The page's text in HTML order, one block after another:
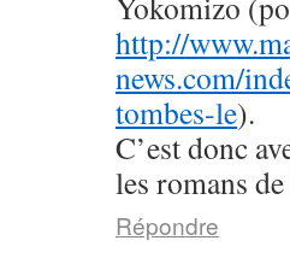
http://
news.com/
tombes-le).
C’est donc
les romans
Répondre